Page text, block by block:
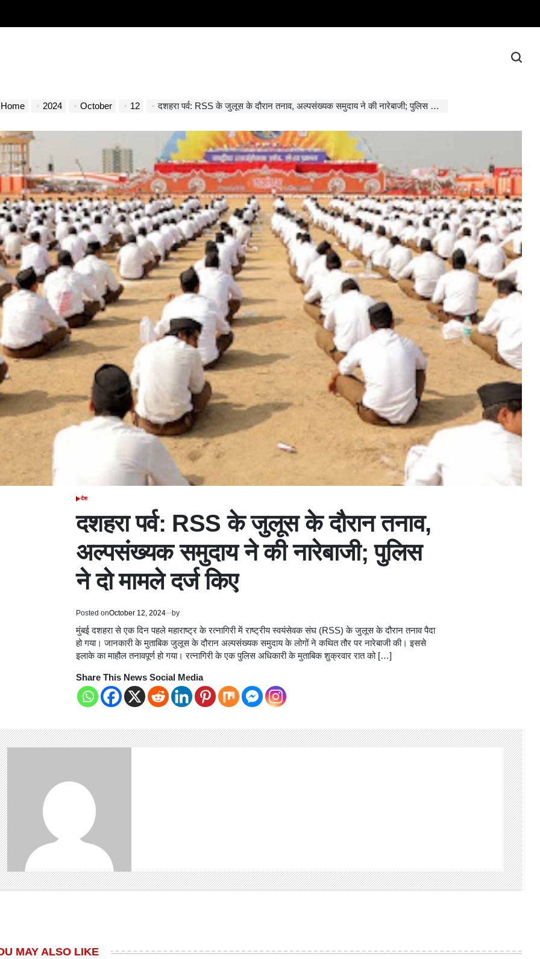
Home 2024 October 12 दशहरा पर्व: RSS के जुलूस के दौरान तनाव, अल्पसंख्यक समुदाय ने की नारेबाजी; पुलिस ने दो मामले दर्ज किए
POSTED
देश
दशहरा पर्व: RSS के जुलूस के दौरान तनाव,
अल्पसंख्यक समुदाय ने की नारेबाजी; पुलिस
ने दो मामले दर्ज किए
Posted onOctober 12, 2024 by
मुंबई दशहरा से एक दिन पहले महाराष्ट्र के रत्नागिरी में राष्ट्रीय स्वयंसेवक संघ (RSS) के जुलूस के दौरान तनाव पैदा
हो गया। जानकारी के मुताबिक जुलूस के दौरान अल्पसंख्यक समुदाय के लोगों ने कथित तौर पर नारेबाजी की। इससे
इलाके का माहौल तनावपूर्ण हो गया। रत्नागिरी के एक पुलिस अधिकारी के मुताबिक शुक्रवार रात को […]
Share This News Social Media
MAY ALSO LIKE